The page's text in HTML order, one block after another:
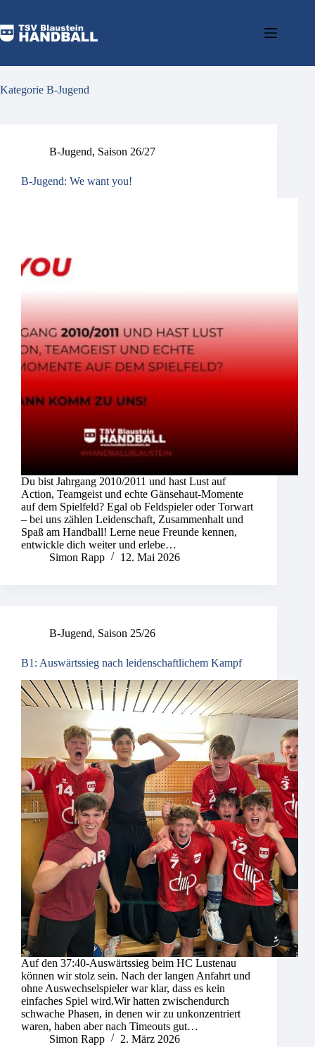
Kategorie B-Jugend
B-Jugend, Saison 26/27
B-Jugend: We want you!
Du bist Jahrgang 2010/2011 und hast Lust auf
Action, Teamgeist und echte Gänsehaut-Momente
auf dem Spielfeld? Egal ob Feldspieler oder Torwart
– bei uns zählen Leidenschaft, Zusammenhalt und
Spaß am Handball! Lerne neue Freunde kennen,
entwickle dich weiter und erlebe…
Simon Rapp
12. Mai 2026
B-Jugend, Saison 25/26
B1: Auswärtssieg nach leidenschaftlichem Kampf
Auf den 37:40-Auswärtssieg beim HC Lustenau
können wir stolz sein. Nach der langen Anfahrt und
ohne Auswechselspieler war klar, dass es kein
einfaches Spiel wird.Wir hatten zwischendurch
schwache Phasen, in denen wir zu unkonzentriert
waren, haben aber nach Timeouts gut…
Simon Rapp
2. März 2026